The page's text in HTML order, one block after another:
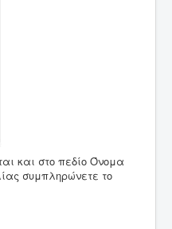
και στο πεδίο Όνομα
συμπληρώνετε το